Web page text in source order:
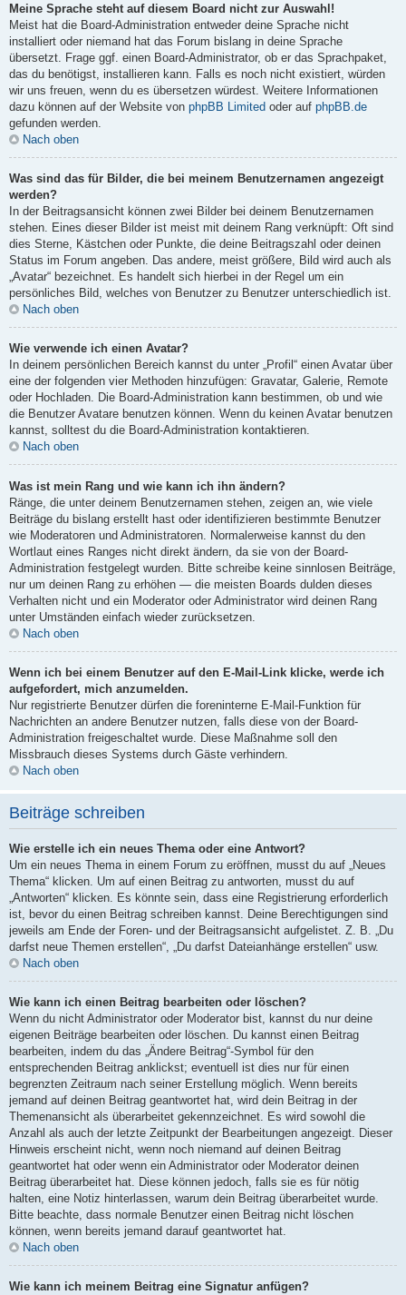
Meine Sprache steht auf diesem Board nicht zur Auswahl!
Meist hat die Board-Administration entweder deine Sprache nicht
installiert oder niemand hat das Forum bislang in deine Sprache
übersetzt. Frage ggf. einen Board-Administrator, ob er das Sprachpaket,
das du benötigst, installieren kann. Falls es noch nicht existiert, würden
wir uns freuen, wenn du es übersetzen würdest. Weitere Informationen
dazu können auf der Website von phpBB Limited oder auf phpBB.de
gefunden werden.
Nach oben
Was sind das für Bilder, die bei meinem Benutzernamen angezeigt
werden?
In der Beitragsansicht können zwei Bilder bei deinem Benutzernamen
stehen. Eines dieser Bilder ist meist mit deinem Rang verknüpft: Oft sind
dies Sterne, Kästchen oder Punkte, die deine Beitragszahl oder deinen
Status im Forum angeben. Das andere, meist größere, Bild wird auch als
„Avatar“ bezeichnet. Es handelt sich hierbei in der Regel um ein
persönliches Bild, welches von Benutzer zu Benutzer unterschiedlich ist.
Nach oben
Wie verwende ich einen Avatar?
In deinem persönlichen Bereich kannst du unter „Profil“ einen Avatar über
eine der folgenden vier Methoden hinzufügen: Gravatar, Galerie, Remote
oder Hochladen. Die Board-Administration kann bestimmen, ob und wie
die Benutzer Avatare benutzen können. Wenn du keinen Avatar benutzen
kannst, solltest du die Board-Administration kontaktieren.
Nach oben
Was ist mein Rang und wie kann ich ihn ändern?
Ränge, die unter deinem Benutzernamen stehen, zeigen an, wie viele
Beiträge du bislang erstellt hast oder identifizieren bestimmte Benutzer
wie Moderatoren und Administratoren. Normalerweise kannst du den
Wortlaut eines Ranges nicht direkt ändern, da sie von der Board-
Administration festgelegt wurden. Bitte schreibe keine sinnlosen Beiträge,
nur um deinen Rang zu erhöhen — die meisten Boards dulden dieses
Verhalten nicht und ein Moderator oder Administrator wird deinen Rang
unter Umständen einfach wieder zurücksetzen.
Nach oben
Wenn ich bei einem Benutzer auf den E-Mail-Link klicke, werde ich
aufgefordert, mich anzumelden.
Nur registrierte Benutzer dürfen die foreninterne E-Mail-Funktion für
Nachrichten an andere Benutzer nutzen, falls diese von der Board-
Administration freigeschaltet wurde. Diese Maßnahme soll den
Missbrauch dieses Systems durch Gäste verhindern.
Nach oben
Beiträge schreiben
Wie erstelle ich ein neues Thema oder eine Antwort?
Um ein neues Thema in einem Forum zu eröffnen, musst du auf „Neues
Thema“ klicken. Um auf einen Beitrag zu antworten, musst du auf
„Antworten“ klicken. Es könnte sein, dass eine Registrierung erforderlich
ist, bevor du einen Beitrag schreiben kannst. Deine Berechtigungen sind
jeweils am Ende der Foren- und der Beitragsansicht aufgelistet. Z. B. „Du
darfst neue Themen erstellen“, „Du darfst Dateianhänge erstellen“ usw.
Nach oben
Wie kann ich einen Beitrag bearbeiten oder löschen?
Wenn du nicht Administrator oder Moderator bist, kannst du nur deine
eigenen Beiträge bearbeiten oder löschen. Du kannst einen Beitrag
bearbeiten, indem du das „Ändere Beitrag“-Symbol für den
entsprechenden Beitrag anklickst; eventuell ist dies nur für einen
begrenzten Zeitraum nach seiner Erstellung möglich. Wenn bereits
jemand auf deinen Beitrag geantwortet hat, wird dein Beitrag in der
Themenansicht als überarbeitet gekennzeichnet. Es wird sowohl die
Anzahl als auch der letzte Zeitpunkt der Bearbeitungen angezeigt. Dieser
Hinweis erscheint nicht, wenn noch niemand auf deinen Beitrag
geantwortet hat oder wenn ein Administrator oder Moderator deinen
Beitrag überarbeitet hat. Diese können jedoch, falls sie es für nötig
halten, eine Notiz hinterlassen, warum dein Beitrag überarbeitet wurde.
Bitte beachte, dass normale Benutzer einen Beitrag nicht löschen
können, wenn bereits jemand darauf geantwortet hat.
Nach oben
Wie kann ich meinem Beitrag eine Signatur anfügen?